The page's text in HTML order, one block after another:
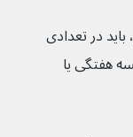
باید در تعدادی
کنید. اغلب، حدود ۲۰ جلسه هفتگی یا